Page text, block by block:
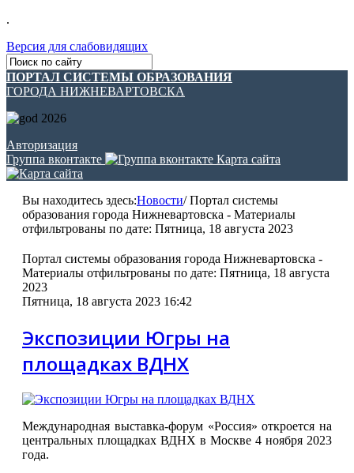
.
Версия для слабовидящих
ПОРТАЛ СИСТЕМЫ ОБРАЗОВАНИЯ
ГОРОДА НИЖНЕВАРТОВСКА
Авторизация
Группа вконтакте
Карта сайта
Вы находитесь здесь:Новости/Портал системы
образования города Нижневартовска - Материалы
отфильтрованы по дате: Пятница, 18 августа 2023
Портал системы образования города Нижневартовска -
Материалы отфильтрованы по дате: Пятница, 18 августа
2023
Пятница, 18 августа 2023 16:42
Экспозиции Югры на
площадках ВДНХ
Международная выставка-форум «Россия» откроется на
центральных площадках ВДНХ в Москве 4 ноября 2023
года.